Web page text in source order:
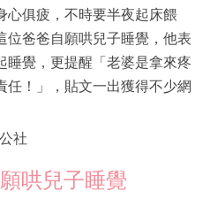
心俱疲，不時要半夜起床餵
位爸爸自願哄兒子睡覺，他表
睡覺，更提醒「老婆是拿來疼
任！」，貼文一出獲得不少網
社
哄兒子睡覺